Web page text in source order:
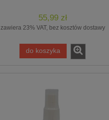
55,99 zł
zawiera 23% VAT, bez kosztów dostawy
do koszyka